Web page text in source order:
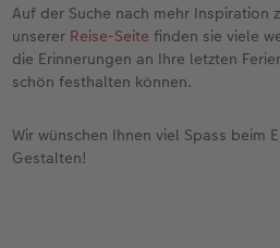
Auf der Suche nach mehr Inspiration
unserer Reise-Seite finden sie viele
die Erinnerungen an Ihre letzten
schön festhalten können.
Wir wünschen Ihnen viel Spass beim
Gestalten!